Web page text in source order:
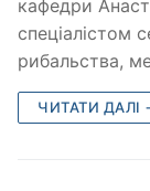
кафедри
спеціалістом
рибальства,
ЧИТАТИ ДАЛІ